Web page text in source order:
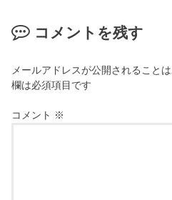
コメントを残す
メールアドレスが公開されることは
欄は必須項目です
コメント ※